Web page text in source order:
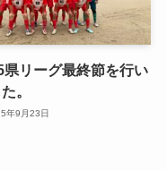
県リーグ最終節を行い
。
年9月23日